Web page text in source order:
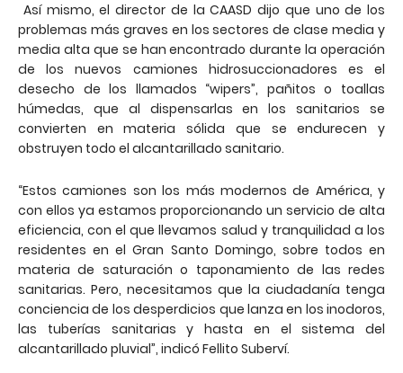
Así mismo, el director de la CAASD dijo que uno de los
problemas más graves en los sectores de clase media y
media alta que se han encontrado durante la operación
de los nuevos camiones hidrosuccionadores es el
desecho de los llamados “wipers”, pañitos o toallas
húmedas, que al dispensarlas en los sanitarios se
convierten en materia sólida que se endurecen y
obstruyen todo el alcantarillado sanitario.
“Estos camiones son los más modernos de América, y
con ellos ya estamos proporcionando un servicio de alta
eficiencia, con el que llevamos salud y tranquilidad a los
residentes en el Gran Santo Domingo, sobre todos en
materia de saturación o taponamiento de las redes
sanitarias. Pero, necesitamos que la ciudadanía tenga
conciencia de los desperdicios que lanza en los inodoros,
las tuberías sanitarias y hasta en el sistema del
alcantarillado pluvial”, indicó Fellito Suberví.